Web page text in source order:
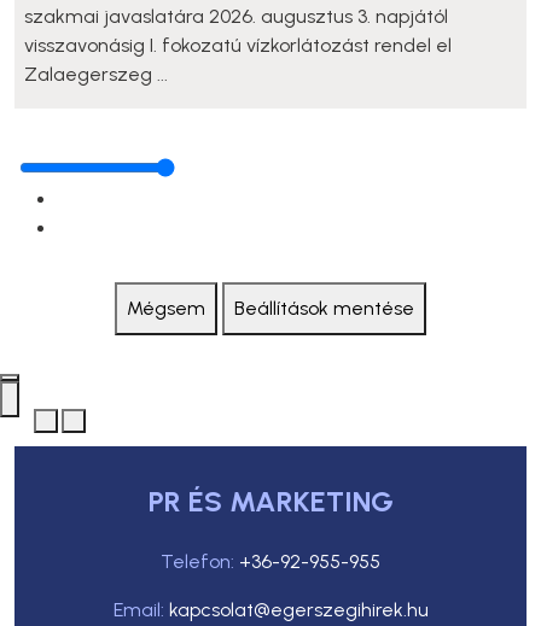
szakmai javaslatára 2026. augusztus 3. napjától
visszavonásig I. fokozatú vízkorlátozást rendel el
Zalaegerszeg ...
Mégsem Beállítások mentése
PR ÉS MARKETING
Telefon: +36-92-955-955
Email: kapcsolat@egerszegihirek.hu